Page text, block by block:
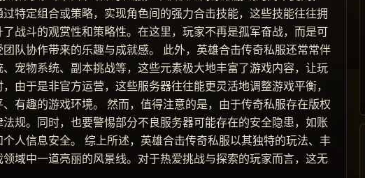
特定组合或策略，实现角色间的强力合击技能，这些技能往往拥
战斗的观赏性和策略性。在这里，玩家不再是孤军奋战，而是可
队协作带来的乐趣与成就感。 此外，英雄合击传奇私服还常常伴
宠物系统、副本挑战等，这些元素极大地丰富了游戏内容，让玩
由于是非官方运营，这些服务器往往能更灵活地调整游戏平衡，
有趣的游戏环境。 然而，值得注意的是，由于传奇私服存在版权
规。同时，也要警惕部分不良服务器可能存在的安全隐患，如账
人信息安全。 综上所述，英雄合击传奇私服以其独特的玩法、丰
域中一道亮丽的风景线。对于热爱挑战与探索的玩家而言，这无